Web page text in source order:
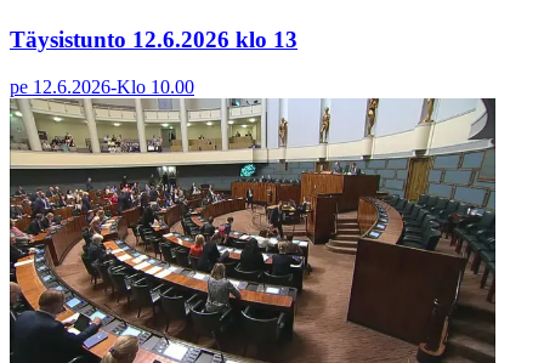
Täysistunto 12.6.2026 klo 13
pe 12.6.2026-Klo 10.00